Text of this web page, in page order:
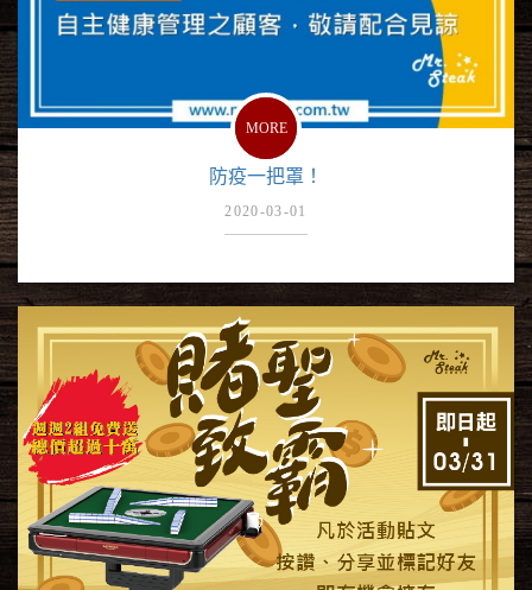
防疫一把罩！
2020-03-01
MORE